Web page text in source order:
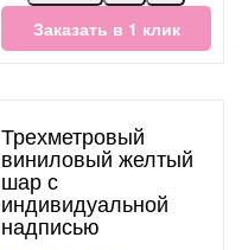
Заказать в 1 клик
Трехметровый
виниловый желтый
шар с
индивидуальной
надписью